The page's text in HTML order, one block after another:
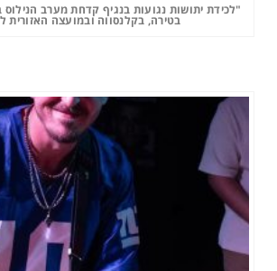
"לכידת יתושות נגועות בנגיף קדחת מערב הנילוס
בטירה, בקלנסווה ובמועצה האזורית